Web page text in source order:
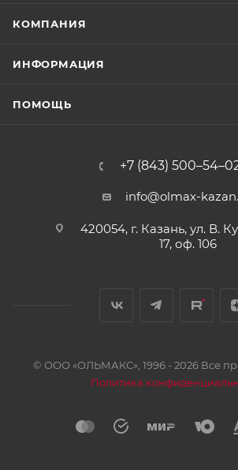
КОМПАНИЯ
ИНФОРМАЦИЯ
ПОМОЩЬ
+7 (843)
info@olmax-
420054, г. Казань, ул. В.
17, оф. 106
© ООО «ОЛЬМАКС», 1996 - 2026 Все
Политика